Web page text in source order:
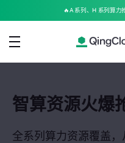
🔥A 系列、H 系列算力
以云启智 共赴
笃行筑基石，引领 AI
智算资源火爆
全系列算力资源覆盖
灵活算力支持
让具身智能“更
省级低空经济
打造全栈可控